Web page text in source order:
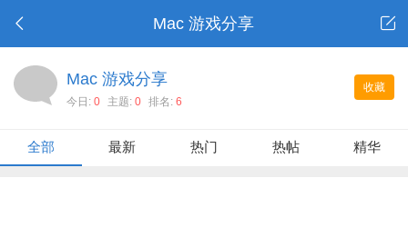
Mac 游戏分享
收藏
Mac 游戏分享
今日: 0 主题: 0 排名: 6
全部 最新 热门 热帖 精华